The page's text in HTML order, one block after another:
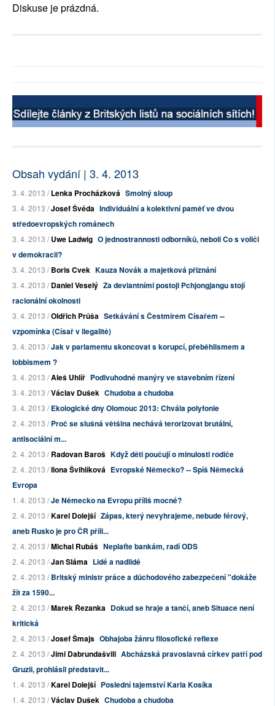
Diskuse je prázdná.
Obsah vydání | 3. 4. 2013
3. 4. 2013 /Lenka Procházková Smolný sloup
3. 4. 2013 /Josef Švéda Individuální a kolektivní paměť ve dvou
středoevropských románech
3. 4. 2013 /Uwe Ladwig O jednostrannosti odborníků, neboli Co s voliči
v demokracii?
3. 4. 2013 /Boris Cvek Kauza Novák a majetková přiznání
3. 4. 2013 /Daniel Veselý Za deviantními postoji Pchjongjangu stojí
racionální okolnosti
3. 4. 2013 /Oldřich Průša Setkávání s Čestmírem Císařem --
vzpomínka (Císař v ilegalitě)
3. 4. 2013 /Jak v parlamentu skoncovat s korupcí, přeběhlismem a
lobbismem ?
3. 4. 2013 /Aleš Uhlíř Podivuhodné manýry ve stavebním řízení
3. 4. 2013 /Václav Dušek Chudoba a chudoba
3. 4. 2013 /Ekologické dny Olomouc 2013: Chvála polyfonie
2. 4. 2013 /Proč se slušná většina nechává terorizovat brutální,
antisociální m...
2. 4. 2013 /Radovan Baroš Když děti poučují o minulosti rodiče
2. 4. 2013 /Ilona Švihlíková Evropské Německo? -- Spíš Německá
Evropa
1. 4. 2013 /Je Německo na Evropu příliš mocné?
2. 4. 2013 /Karel Dolejší Zápas, který nevyhrajeme, nebude férový,
aneb Rusko je pro ČR příli...
2. 4. 2013 /Michal Rubáš Neplaťte bankám, radí ODS
2. 4. 2013 /Jan Sláma Lidé a nadlidé
2. 4. 2013 /Britský ministr práce a důchodového zabezpečení "dokáže
žít za 1590...
2. 4. 2013 /Marek Řezanka Dokud se hraje a tančí, aneb Situace není
kritická
2. 4. 2013 /Josef Šmajs Obhajoba žánru filosofické reflexe
2. 4. 2013 /Jimi Dabrundašvili Abcházská pravoslavná církev patří pod
Gruzii, prohlásil představit...
1. 4. 2013 /Karel Dolejší Poslední tajemství Karla Kosíka
1. 4. 2013 /Václav Dušek Chudoba a chudoba